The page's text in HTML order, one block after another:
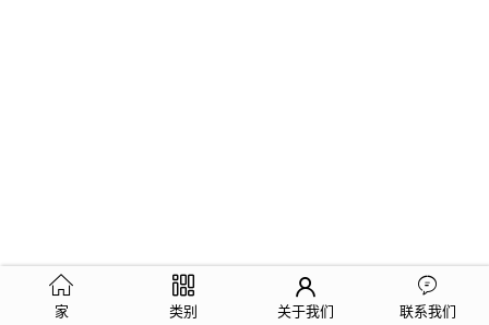
家 类别 关于我们 联系我们